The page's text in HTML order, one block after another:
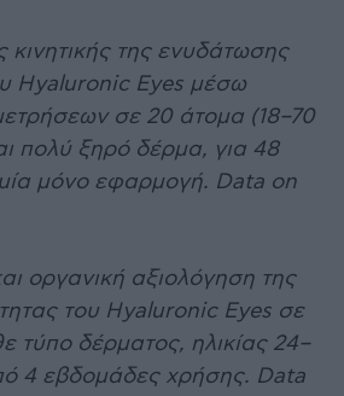
κινητικής της ενυδάτωσης
Hyaluronic Eyes μέσω
σε 20 άτομα (18–70
πολύ ξηρό δέρμα, για 48
μόνο εφαρμογή. Data on
οργανική αξιολόγηση της
του Hyaluronic Eyes σε
τύπο δέρματος, ηλικίας 24–
4 εβδομάδες χρήσης. Data